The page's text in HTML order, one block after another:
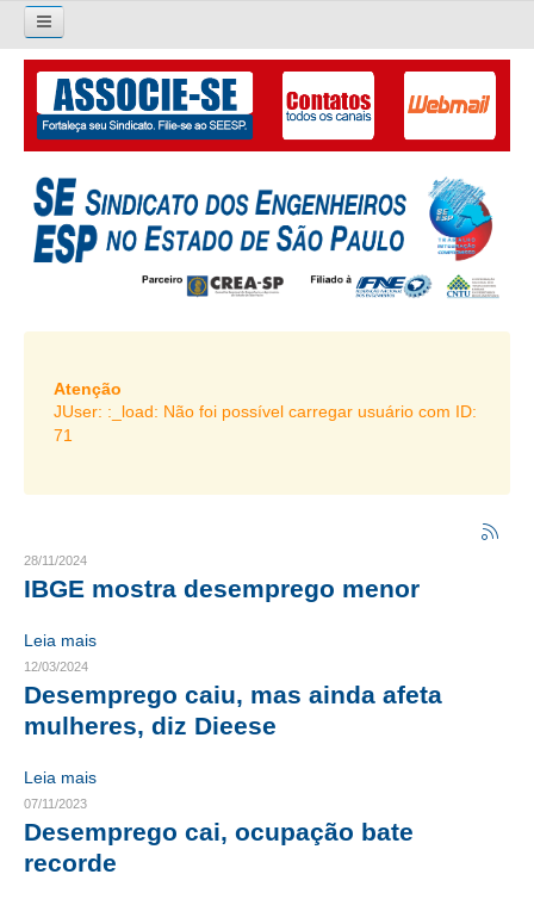
Pesquisar...
O SINDICATO
APRESENTAÇÃO
PALAVRA DO PRESIDENTE
DIRETORIA
LIVRO GESTÃO 2026-2029
SUBSEDES SINDICAIS
HISTÓRICO E ATUAÇÃO
COMPOSIÇÃO
CONSELHOS ASSESSORES
PERSONALIDADES DA TECNOLOGIA
NÚCLEO DA MULHER ENGENHEIRA
Atenção
JUser: :_load: Não foi possível carregar usuário com ID:
71
28/11/2024
IBGE mostra desemprego menor
Leia mais
12/03/2024
Desemprego caiu, mas ainda afeta
mulheres, diz Dieese
Leia mais
07/11/2023
Desemprego cai, ocupação bate
recorde